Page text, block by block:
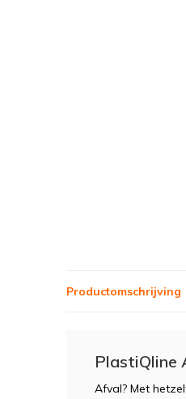
Productomschrijving
PlastiQline
Afval? Met